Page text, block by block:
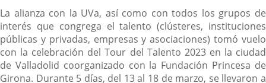
La alianza con la UVa, así como con todos los grupos de
interés que congrega el talento (clústeres, instituciones
públicas y privadas, empresas y asociaciones) tomó vuelo
con la celebración del Tour del Talento 2023 en la ciudad
de Valladolid coorganizado con la Fundación Princesa de
Girona. Durante 5 días, del 13 al 18 de marzo, se llevaron a